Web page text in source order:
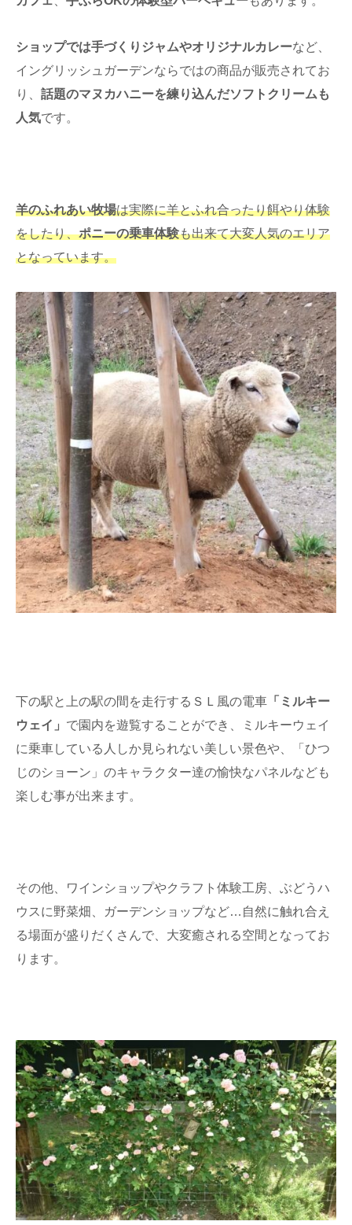
ショップでは手づくりジャムやオリジナルカレーなど、
イングリッシュガーデンならではの商品が販売されてお
り、 話題のマヌカハニーを練り込んだソフトクリームも
人気です。
羊のふれあい牧場は実際に羊とふれ合ったり餌やり体験
をしたり、ポニーの乗車体験も出来て大変人気のエリア
となっています。
下の駅と上の駅の間を走行するＳＬ風の電車 「ミルキー
ウェイ」 で園内を遊覧することができ、ミルキーウェイ
に乗車している人しか見られない美しい景色や、「ひつ
じのショーン」のキャラクター達の愉快なパネルなども
楽しむ事が出来ます。
その他、ワインショップやクラフト体験工房、ぶどうハ
ウスに野菜畑、ガーデンショップなど…自然に触れ合え
る場面が盛りだくさんで、大変癒される空間となってお
ります。